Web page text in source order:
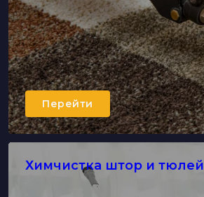
Перейти
Химчистка штор и тюлей